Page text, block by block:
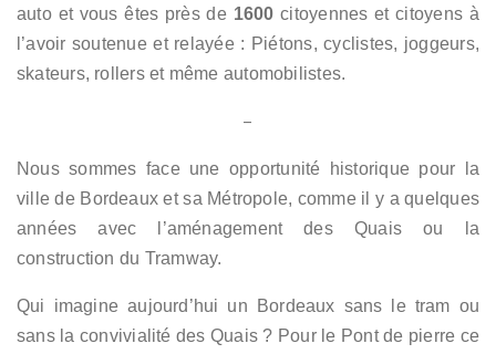
auto et vous êtes près de 1600 citoyennes et citoyens à
l’avoir soutenue et relayée : Piétons, cyclistes, joggeurs,
skateurs, rollers et même automobilistes.
–
Nous sommes face une opportunité historique pour la
ville de Bordeaux et sa Métropole, comme il y a quelques
années avec l’aménagement des Quais ou la
construction du Tramway.
Qui imagine aujourd’hui un Bordeaux sans le tram ou
sans la convivialité des Quais ? Pour le Pont de pierre ce